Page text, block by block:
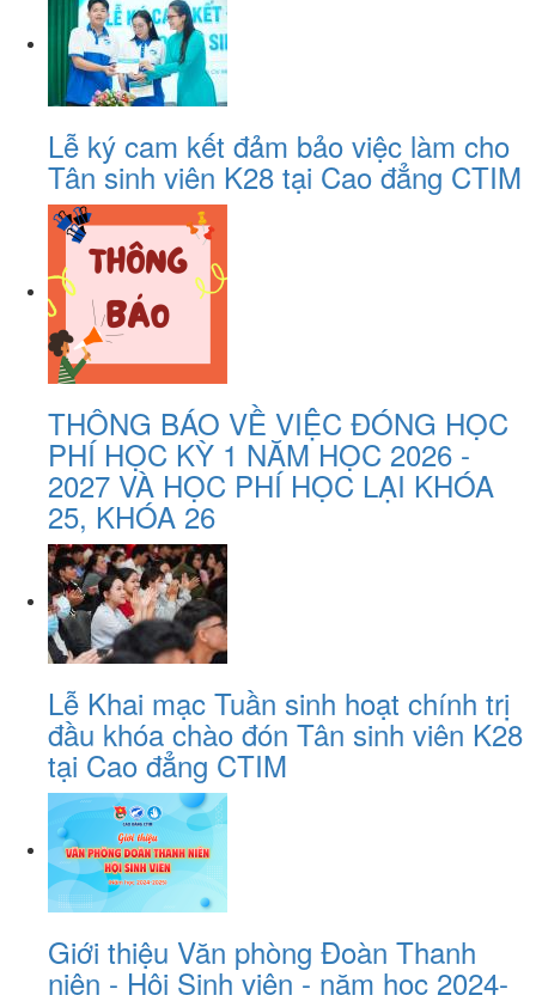
Lễ ký cam kết đảm bảo việc làm cho
Tân sinh viên K28 tại Cao đẳng CTIM
THÔNG BÁO VỀ VIỆC ĐÓNG HỌC
PHÍ HỌC KỲ 1 NĂM HỌC 2026 -
2027 VÀ HỌC PHÍ HỌC LẠI KHÓA
25, KHÓA 26
Lễ Khai mạc Tuần sinh hoạt chính trị
đầu khóa chào đón Tân sinh viên K28
tại Cao đẳng CTIM
Giới thiệu Văn phòng Đoàn Thanh
niên - Hội Sinh viên - năm học 2024-